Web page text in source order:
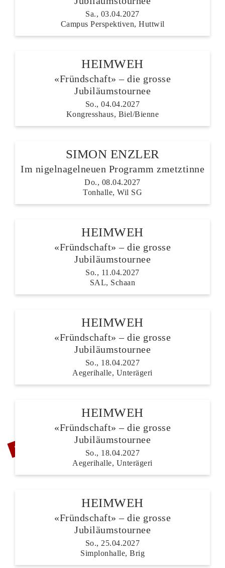
Sa., 03.04.2027
Campus Perspektiven, Huttwil
HEIMWEH
«Fründschaft» – die grosse
Jubiläumstournee
So., 04.04.2027
Kongresshaus, Biel/Bienne
SIMON ENZLER
Im nigelnagelneuen Programm zmetztinne
Do., 08.04.2027
Tonhalle, Wil SG
HEIMWEH
«Fründschaft» – die grosse
Jubiläumstournee
So., 11.04.2027
SAL, Schaan
HEIMWEH
«Fründschaft» – die grosse
Jubiläumstournee
So., 18.04.2027
Aegerihalle, Unterägeri
ZUSATZSHOW
HEIMWEH
«Fründschaft» – die grosse
Jubiläumstournee
So., 18.04.2027
Aegerihalle, Unterägeri
HEIMWEH
«Fründschaft» – die grosse
Jubiläumstournee
So., 25.04.2027
Simplonhalle, Brig